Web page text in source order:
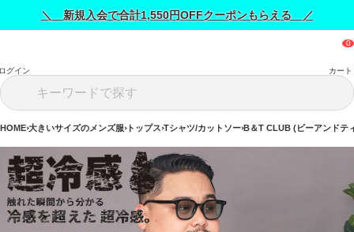
＼ 新規入会で合計1,550円OFFクーポンもらえる ／
グイン カート
HOME 大きいサイズのメンズ服 トップス Tシャツ/カットソー B＆T CLUB (ビーアンドテ